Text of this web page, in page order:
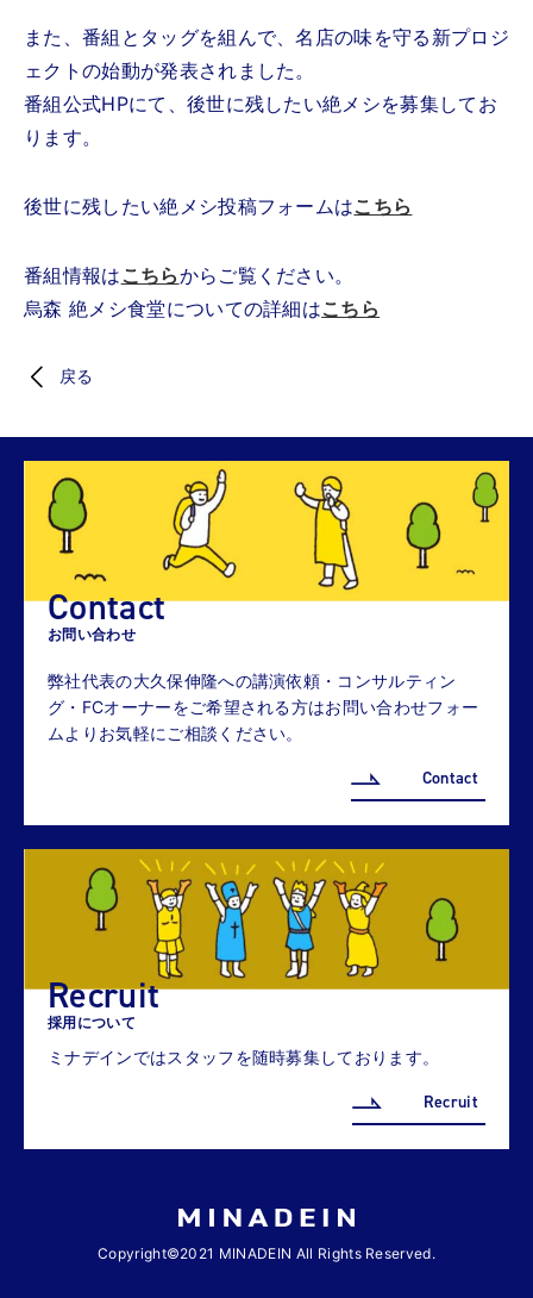
また、番組とタッグを組んで、名店の味を守る新プロジ
ェクトの始動が発表されました。
番組公式HPにて、後世に残したい絶メシを募集してお
ります。
後世に残したい絶メシ投稿フォームはこちら
番組情報は こちらからご覧ください。
烏森 絶メシ食堂についての詳細はこちら
戻る
Contact
お問い合わせ
弊社代表の大久保伸隆への講演依頼・コンサルティン
グ・FCオーナーをご希望される方はお問い合わせフォー
ムよりお気軽にご相談ください。
Contact
Recruit
採用について
ミナデインではスタッフを随時募集しております。
Recruit
Copyright©2021 MINADEIN All Rights Reserved.